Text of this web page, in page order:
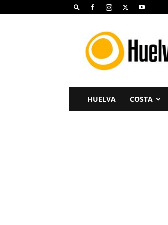
Huelva
Costa
HUELVA COSTA